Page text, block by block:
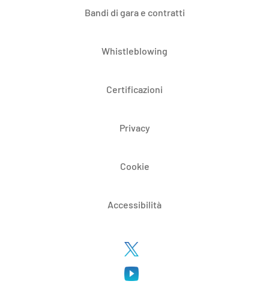
Bandi di gara e contratti
Whistleblowing
Certificazioni
Privacy
Cookie
Accessibilità